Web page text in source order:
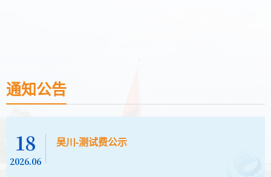
通知公告
18
2026.06
吴川-测试费公示